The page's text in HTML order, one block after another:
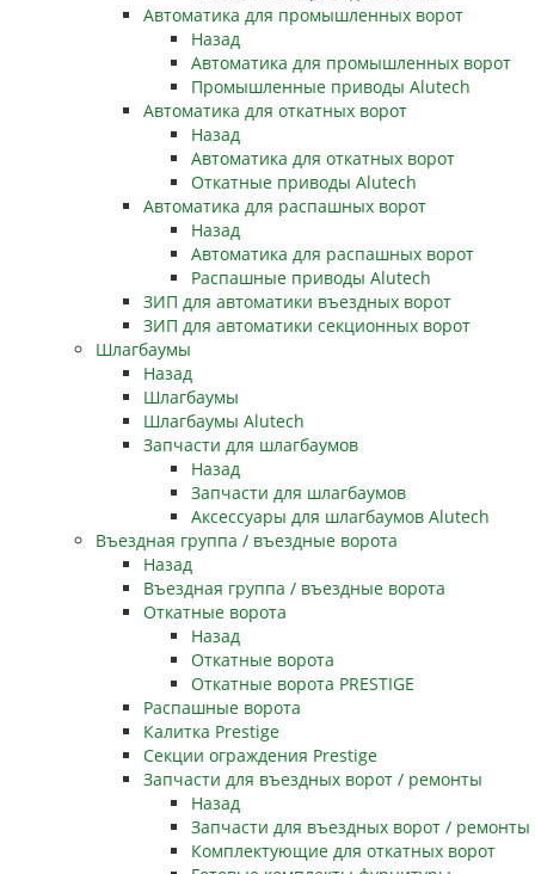
Автоматика для промышленных ворот
Назад
Автоматика для промышленных ворот
Промышленные приводы Alutech
Автоматика для откатных ворот
Назад
Автоматика для откатных ворот
Откатные приводы Alutech
Автоматика для распашных ворот
Назад
Автоматика для распашных ворот
Распашные приводы Alutech
ЗИП для автоматики въездных ворот
ЗИП для автоматики секционных ворот
Шлагбаумы
Назад
Шлагбаумы
Шлагбаумы Alutech
Запчасти для шлагбаумов
Назад
Запчасти для шлагбаумов
Аксессуары для шлагбаумов Alutech
Въездная группа / въездные ворота
Назад
Въездная группа / въездные ворота
Откатные ворота
Назад
Откатные ворота
Откатные ворота PRESTIGE
Распашные ворота
Калитка Prestige
Секции ограждения Prestige
Запчасти для въездных ворот / ремонты
Назад
Запчасти для въездных ворот / ремонты
Комплектующие для откатных ворот